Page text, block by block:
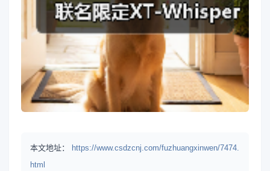
本文地址：
https://www.csdzcnj.com/fuzhuangxinwen/7474.
html